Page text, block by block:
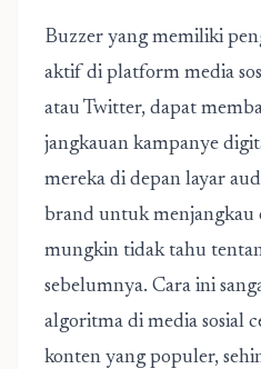
Buzzer yang memiliki
aktif di platform media
atau Twitter, dapat
jangkauan kampanye
mereka di depan layar
brand untuk menjangkau
mungkin tidak tahu
sebelumnya. Cara ini
algoritma di media sosial
konten yang populer,